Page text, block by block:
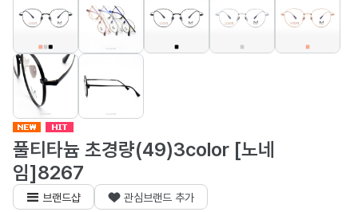
풀티타늄 초경량(49)3color [노네
임]8267
브랜드샵 관심브랜드 추가